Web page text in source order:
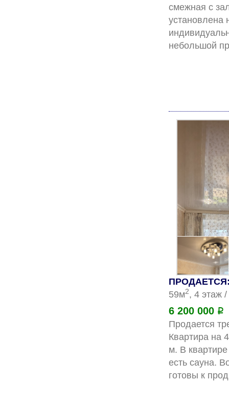
смежная с
установлена
ПРОДАЕТСЯ:
59м2, 4 этаж
6 200 000 Р
Продается
Квартира на
м. В
есть сауна.